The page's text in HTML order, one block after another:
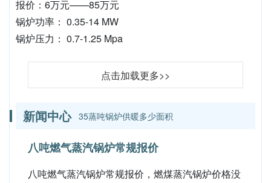
报价：6万元——85万元
锅炉功率： 0.35-14 MW
锅炉压力： 0.7-1.25 Mpa
点击加载更多>>
新闻中心 35蒸吨锅炉供暖多少面积
八吨燃气蒸汽锅炉常规报价
八吨燃气蒸汽锅炉常规报价，燃煤蒸汽锅炉价格没